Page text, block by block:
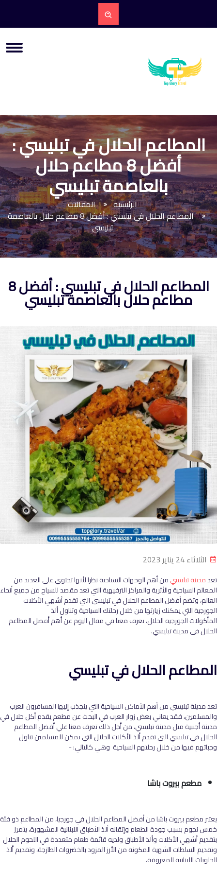
المطاعم الحلال في تبليسي :
أفضل 8 مطاعم حلال
بالعاصمة تبليسي
الرئيسية
المقالات
المطاعم الحلال في تبليسي : أفضل 8 مطاعم حلال بالعاصمة
تبليسي
المطاعم الحلال في تبليسي : أفضل 8
مطاعم حلال بالعاصمة تبليسي
الثلاثاء 24 يناير 2023
تعدمدينة تبليسيمن أهم الوجهات السياحية نظرا لأنها تحتوي علي العديد من
المعالم السياحية والأثرية والمراكز الترفيهية التي تعد مقصد للسياح من جميع أنحاء
العالم، وتضم أفضل المطاعم الحلال في تبليسي التي تقدم أشهي الأكلات
الجورجية التي يمكنك زيارتها من خلال رحلتك السياحية وتناول ألذ
المأكولات الجورجية الحلال، تعرف معنا في مقال اليوم عن أهم أفضل المطاعم
الحلال في مدينة تبليسي.
المطاعم الحلال في تبليسي
تعد مدينة تبليسي من أهم الأماكن السياحية التي ينجذب إليها المسافرون العرب
والمسلمين، فقد يعاني بعض زوار العرب في البحث عن مطعم يقدم أكل حلال في
مدينة أجنبية مثل مدينة تبليسي، من أجل ذلك تعرف معنا علي أفضل المطاعم
الحلال في تبليسي التي تقدم ألذ الأكلات الحلال التي يمكن للمسلمين تناول
وجباتهم فيها من خلال رحلتهم السياحية وهي كالتالي: -
مطعم بيروت باشا
يعتبر مطعم بيروت باشا من أفضل المطاعم الحلال في جورجيا، من المطاعم ذو فئة
خمس نجوم بسبب جودة الطعام وإتقانه ألذ الأطباق اللبنانية المشهورة، يتميز
بتقديم أشهي الأكلات وألذ الأطباق ولديه قائمة طعام متعددة في اللحوم الحلال
وتقديم السلطات الشهية المكونة من الأرز المزود بالخضروات الطازجة، وتقديم ألذ
الحلويات اللبنانية المعروفة.